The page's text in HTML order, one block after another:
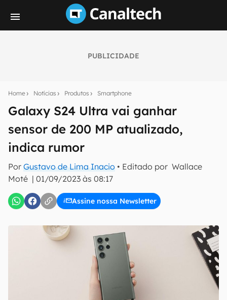
PUBLICIDADE
Home Notícias Produtos Smartphone
Galaxy S24 Ultra vai ganhar
sensor de 200 MP atualizado,
indica rumor
Por Gustavo de Lima Inacio • Editado por Wallace
Moté | 01/09/2023 às 08:17
Assine nossa Newsletter
notícias e reviews sobre tecnologia em primeira
mão.
E-mail
inscreva-se
Confirmo que li, aceito e concordo com os Termos de
Uso e Política de Privacidade do Canaltech.